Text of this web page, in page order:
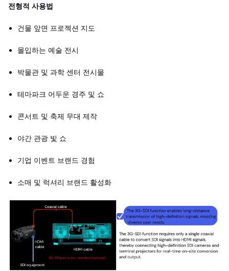
전형적 사용법
건물 앞면 프로젝션 지도
몰입하는 예술 전시
박물관 및 과학 센터 전시물
테마파크 어두운 경주 및 쇼
콘서트 및 축제 무대 제작
야간 관광 빛 쇼
기업 이벤트 브랜드 경험
소매 및 럭셔리 브랜드 활성화